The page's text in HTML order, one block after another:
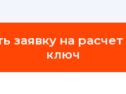
заявку на
ключ